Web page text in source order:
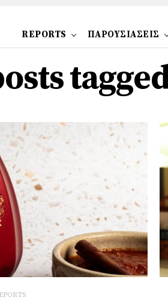
REPORTS ΠΑΡΟΥΣΙΑΣΕΙΣ